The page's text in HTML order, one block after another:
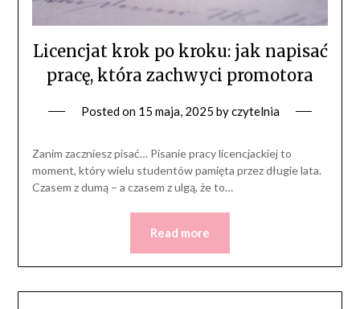
Licencjat krok po kroku: jak napisać
pracę, która zachwyci promotora
Posted on 15 maja, 2025 byczytelnia
Zanim zaczniesz pisać… Pisanie pracy licencjackiej to
moment, który wielu studentów pamięta przez długie lata.
Czasem z dumą – a czasem z ulgą, że to…
Read more